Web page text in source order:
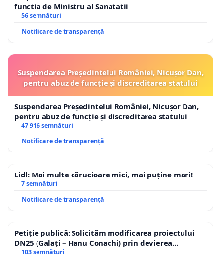
functia de Ministru al Sanatatii
56 semnături
Notificare de transparență
Suspendarea Președintelui României, Nicușor Dan,
pentru abuz de funcție și discreditarea statului
Suspendarea Președintelui României, Nicușor Dan,
pentru abuz de funcție și discreditarea statului
47 916 semnături
Notificare de transparență
Lidl: Mai multe cărucioare mici, mai puține mari!
7 semnături
Notificare de transparență
Petiție publică: Solicităm modificarea proiectului
DN25 (Galați – Hanu Conachi) prin devierea
traseului în afara localităților!
103 semnături